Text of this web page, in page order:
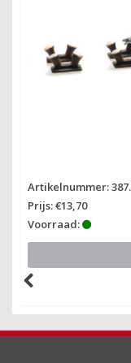
Artikelnummer:
Prijs: €13,70
Voorraad: